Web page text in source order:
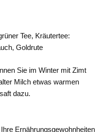
Tee, Kräutertee:
Goldrute
Sie im Winter mit Zimt
Milch etwas warmen
dazu.
Ernährungsgewohnheiten